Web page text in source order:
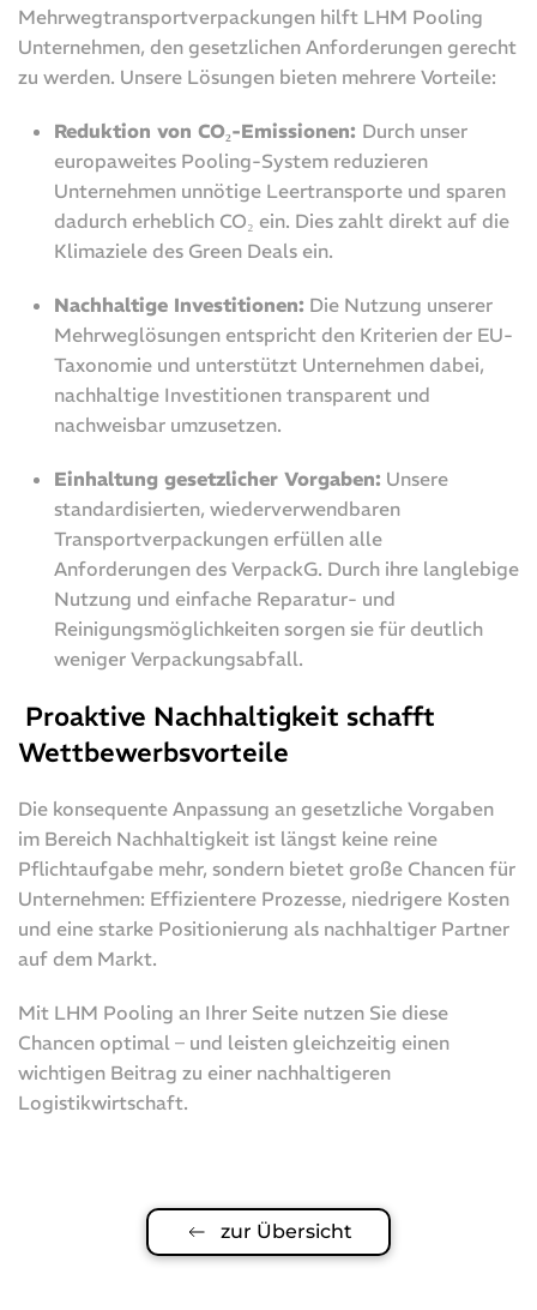
Mehrwegtransportverpackungen hilft LHM Pooling
Unternehmen, den gesetzlichen Anforderungen gerecht
zu werden. Unsere Lösungen bieten mehrere Vorteile:
Reduktion von CO₂-Emissionen: Durch unser
europaweites Pooling-System reduzieren
Unternehmen unnötige Leertransporte und sparen
dadurch erheblich CO₂ ein. Dies zahlt direkt auf die
Klimaziele des Green Deals ein.
Nachhaltige Investitionen: Die Nutzung unserer
Mehrweglösungen entspricht den Kriterien der EU-
Taxonomie und unterstützt Unternehmen dabei,
nachhaltige Investitionen transparent und
nachweisbar umzusetzen.
Einhaltung gesetzlicher Vorgaben: Unsere
standardisierten, wiederverwendbaren
Transportverpackungen erfüllen alle
Anforderungen des VerpackG. Durch ihre langlebige
Nutzung und einfache Reparatur- und
Reinigungsmöglichkeiten sorgen sie für deutlich
weniger Verpackungsabfall.
Proaktive Nachhaltigkeit schafft
Wettbewerbsvorteile
Die konsequente Anpassung an gesetzliche Vorgaben
im Bereich Nachhaltigkeit ist längst keine reine
Pflichtaufgabe mehr, sondern bietet große Chancen für
Unternehmen: Effizientere Prozesse, niedrigere Kosten
und eine starke Positionierung als nachhaltiger Partner
auf dem Markt.
Mit LHM Pooling an Ihrer Seite nutzen Sie diese
Chancen optimal – und leisten gleichzeitig einen
wichtigen Beitrag zu einer nachhaltigeren
Logistikwirtschaft.
zur Übersicht